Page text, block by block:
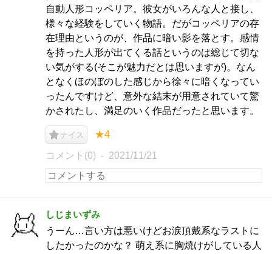
自動人形コッペリア。彼女がいろんな人と接し、
様々な経験をしていく物語。だがコッペリアの存
在理由というのが、作品に暗い影を落とす。感情
を持った人形が出てくる話というのは総じて切な
い気がする(そこが魅力だとは思いますが)。なん
となくほのぼのした感じから徐々に暗くなってい
ったんですけど、意外な結末が用意されていて驚
かされたし、満足のいく作品だったと思います。
ナイス ★4
コメント(0) 2021/11/21
しじまいずみ
うーん…言い方は悪いけどお涙頂戴系なラストに
したかったのかな？ 萌え系に胸焼けがしている人